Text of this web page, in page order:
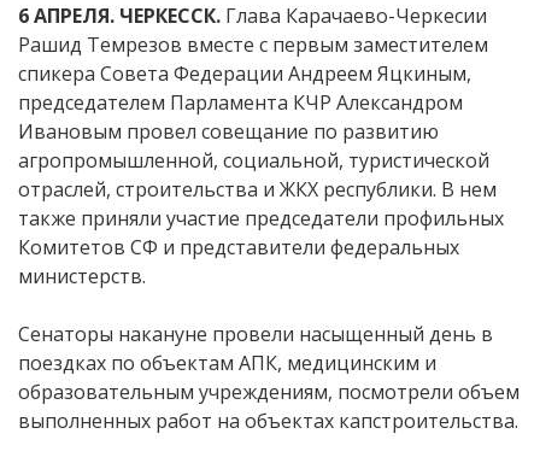
6 АПРЕЛЯ. ЧЕРКЕССК. Глава Карачаево-Черкесии
Рашид Темрезов вместе с первым заместителем
спикера Совета Федерации Андреем Яцкиным,
председателем Парламента КЧР Александром
Ивановым провел совещание по развитию
агропромышленной, социальной, туристической
отраслей, строительства и ЖКХ республики. В нем
также приняли участие председатели профильных
Комитетов СФ и представители федеральных
министерств.
Сенаторы накануне провели насыщенный день в
поездках по объектам АПК, медицинским и
образовательным учреждениям, посмотрели объем
выполненных работ на объектах капстроительства.